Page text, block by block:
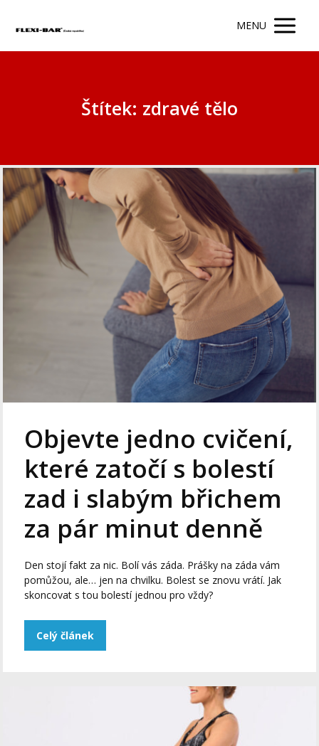
MENU
Štítek: zdravé tělo
Objevte jedno cvičení,
které zatočí s bolestí
zad i slabým břichem
za pár minut denně
Den stojí fakt za nic. Bolí vás záda. Prášky na záda vám
pomůžou, ale… jen na chvilku. Bolest se znovu vrátí. Jak
skoncovat s tou bolestí jednou pro vždy?
Celý článek